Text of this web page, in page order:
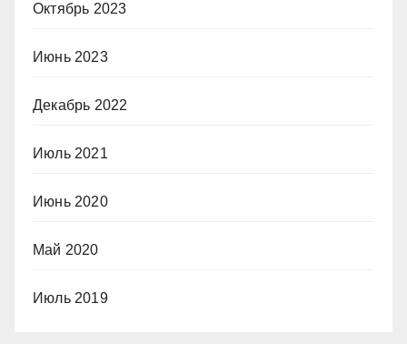
Октябрь 2023
Июнь 2023
Декабрь 2022
Июль 2021
Июнь 2020
Май 2020
Июль 2019